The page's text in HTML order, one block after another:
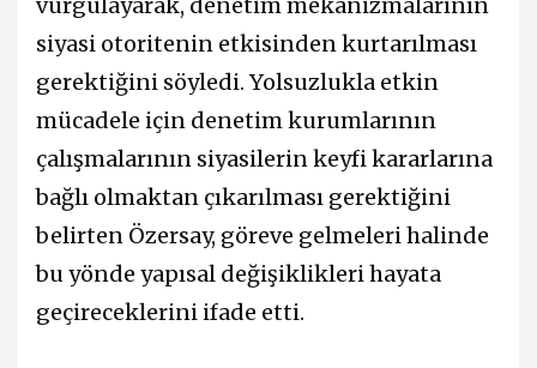
siyasi otoritenin etkisinden kurtarılması
gerektiğini söyledi. Yolsuzlukla etkin
mücadele için denetim kurumlarının
çalışmalarının siyasilerin keyfi kararlarına
bağlı olmaktan çıkarılması gerektiğini
belirten Özersay, göreve gelmeleri halinde
bu yönde yapısal değişiklikleri hayata
geçireceklerini ifade etti.